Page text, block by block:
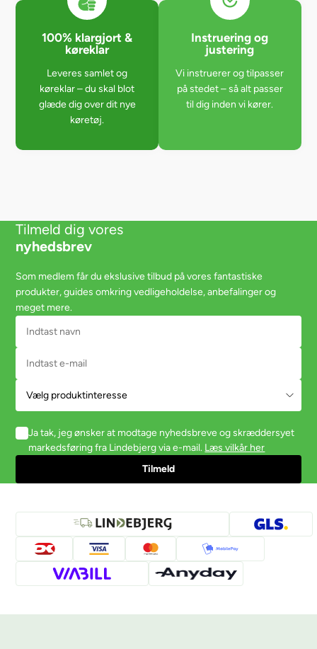
100% klargjort &
køreklar
Leveres samlet og
køreklar – du skal blot
glæde dig over dit nye
køretøj.
Instruering og
justering
Vi instruerer og tilpasser
på stedet – så alt passer
til dig inden vi kører.
Tilmeld dig vores
nyhedsbrev
Som medlem får du ekslusive tilbud på vores fantastiske
produkter, guides omkring vedligeholdelse, anbefalinger og
meget mere.
Ja tak, jeg ønsker at modtage nyhedsbreve og skræddersyet
markedsføring fra Lindebjerg via e-mail. Læs vilkår her